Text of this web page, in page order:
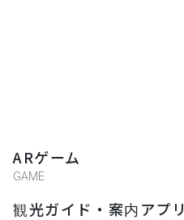
ARゲーム
GAME
観光ガイド・案内アプリ